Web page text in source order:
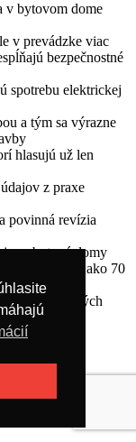
v bytovom dome
v prevádzke viac
bezpečnostné
spotrebu elektrickej
a tým sa výrazne
hlasujú už len
z praxe
povinná revízia
pre bytové domy
spravuje viac ako 70
30 energetických